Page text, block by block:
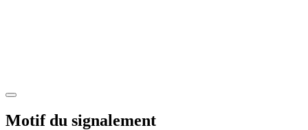
Motif du signalement